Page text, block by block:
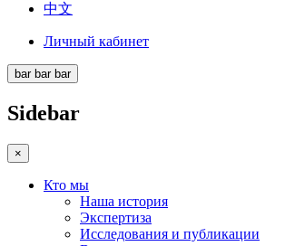
中文
Личный кабинет
bar bar bar
Sidebar
×
Кто мы
Наша история
Экспертиза
Исследования и публикации